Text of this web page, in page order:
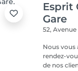
Esprit
Gare
52,
Nous vous
rendez-
de nos